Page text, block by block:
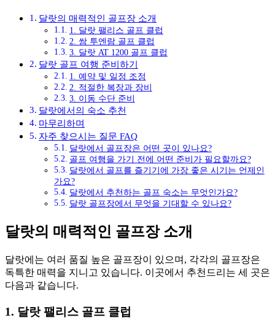
달랏의 매력적인 골프장 소개
1. 달랏 팰리스 골프 클럽
2. 쌈 투엔람 골프 클럽
3. 달랏 AT 1200 골프 클럽
달랏 골프 여행 준비하기
1. 예약 및 일정 조정
2. 적절한 복장과 장비
3. 이동 수단 준비
달랏에서의 숙소 추천
마무리하며
자주 찾으시는 질문 FAQ
달랏에서 골프장은 어떤 곳이 있나요?
골프 여행을 가기 전에 어떤 준비가 필요할까요?
달랏에서 골프를 즐기기에 가장 좋은 시기는 언제인
가요?
달랏에서 추천하는 골프 숙소는 무엇인가요?
달랏 골프장에서 무엇을 기대할 수 있나요?
달랏의 매력적인 골프장 소개
달랏에는 여러 품질 높은 골프장이 있으며, 각각의 골프장은
독특한 매력을 지니고 있습니다. 이곳에서 추천드리는 세 곳은
다음과 같습니다.
1. 달랏 팰리스 골프 클럽